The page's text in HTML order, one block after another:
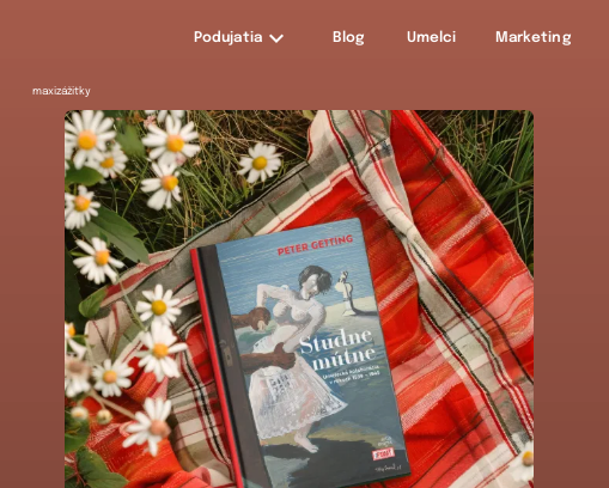
maxizážitky
Podujatia Blog Umelci Marketing